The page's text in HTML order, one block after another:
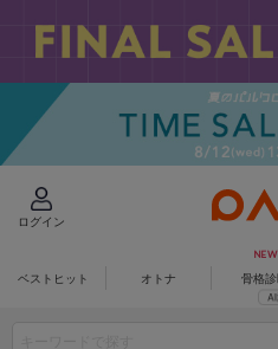
ログイン
ベストヒット オトナ 骨格